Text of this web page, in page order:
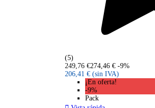
(5)
249,76 €274,46 € -9%
206,41 € (sin IVA)
¡En oferta!
-9%
Pack